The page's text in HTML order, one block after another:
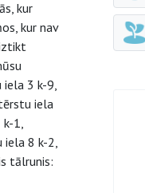
kur
kur nav
iela 3 k-9,
iela
k-1,
iela 8 k-2,
tālrunis: